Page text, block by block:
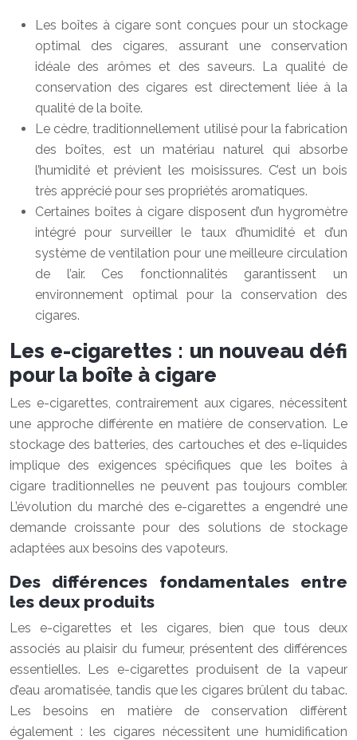
Les boîtes à cigare sont conçues pour un stockage
optimal des cigares, assurant une conservation
idéale des arômes et des saveurs. La qualité de
conservation des cigares est directement liée à la
qualité de la boîte.
Le cèdre, traditionnellement utilisé pour la fabrication
des boîtes, est un matériau naturel qui absorbe
l’humidité et prévient les moisissures. C’est un bois
très apprécié pour ses propriétés aromatiques.
Certaines boîtes à cigare disposent d’un hygromètre
intégré pour surveiller le taux d’humidité et d’un
système de ventilation pour une meilleure circulation
de l’air. Ces fonctionnalités garantissent un
environnement optimal pour la conservation des
cigares.
Les e-cigarettes : un nouveau défi
pour la boîte à cigare
Les e-cigarettes, contrairement aux cigares, nécessitent
une approche différente en matière de conservation. Le
stockage des batteries, des cartouches et des e-liquides
implique des exigences spécifiques que les boîtes à
cigare traditionnelles ne peuvent pas toujours combler.
L’évolution du marché des e-cigarettes a engendré une
demande croissante pour des solutions de stockage
adaptées aux besoins des vapoteurs.
Des différences fondamentales entre
les deux produits
Les e-cigarettes et les cigares, bien que tous deux
associés au plaisir du fumeur, présentent des différences
essentielles. Les e-cigarettes produisent de la vapeur
d’eau aromatisée, tandis que les cigares brûlent du tabac.
Les besoins en matière de conservation diffèrent
également : les cigares nécessitent une humidification